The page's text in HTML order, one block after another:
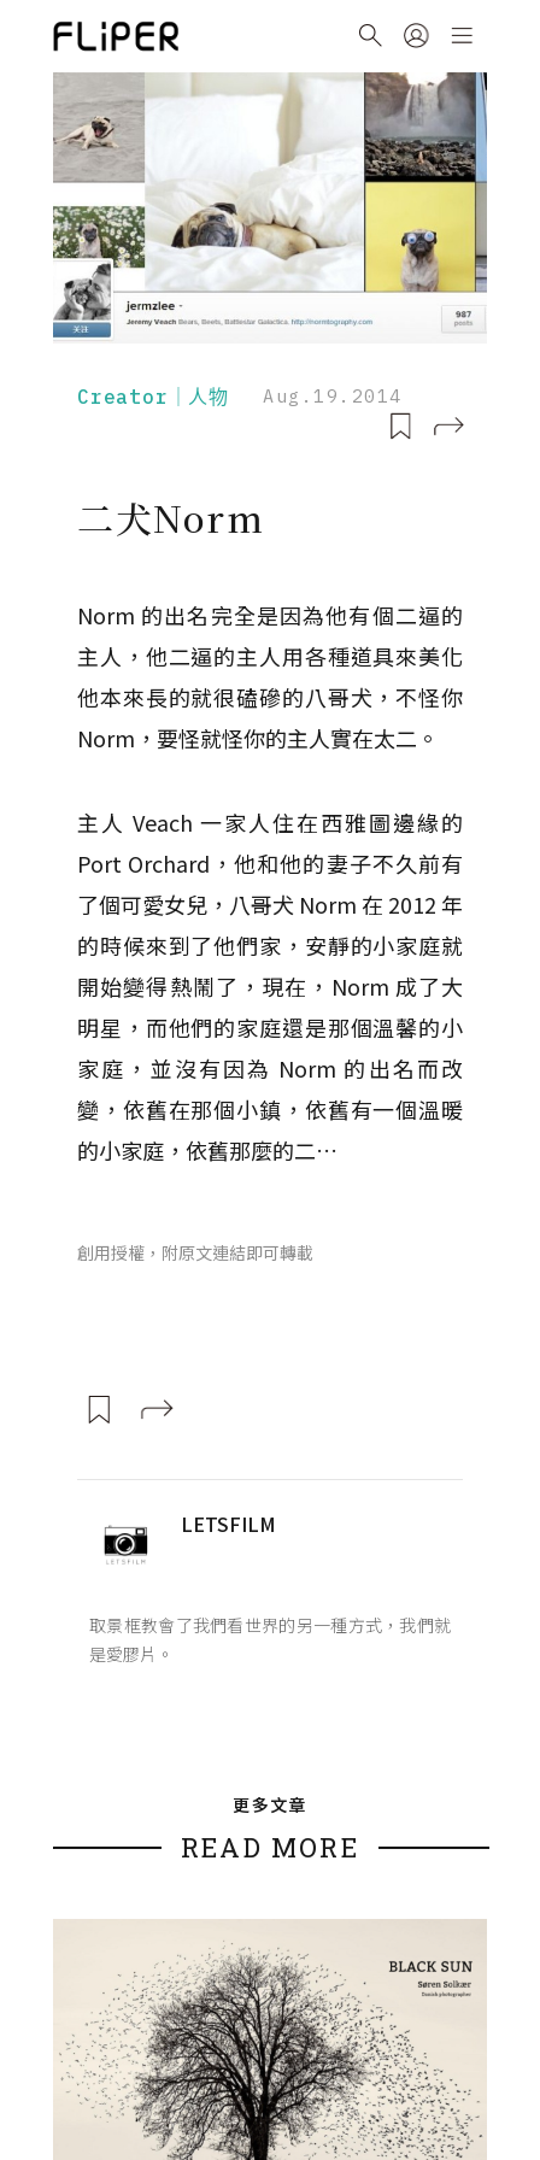
Creator｜人物 Aug.19.2014
二犬Norm
Norm 的出名完全是因為他有個二逼的
主人，他二逼的主人用各種道具來美化
他本來長的就很磕磣的八哥犬，不怪你
Norm，要怪就怪你的主人實在太二。
主人 Veach 一家人住在西雅圖邊緣的
Port Orchard，他和他的妻子不久前有
了個可愛女兒，八哥犬 Norm 在 2012 年
的時候來到了他們家，安靜的小家庭就
開始變得熱鬧了，現在，Norm 成了大
明星，而他們的家庭還是那個溫馨的小
家庭，並沒有因為 Norm 的出名而改
變，依舊在那個小鎮，依舊有一個溫暖
的小家庭，依舊那麼的二…
創用授權，附原文連結即可轉載
LETSFILM
取景框教會了我們看世界的另一種方式，我們就
是愛膠片。
更多文章
READ MORE